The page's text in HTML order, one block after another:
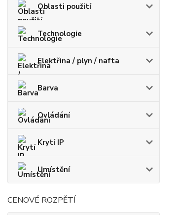
Oblasti použití
Technologie
Elektřina / plyn / nafta
Barva
Ovládání
Krytí IP
Umístění
CENOVÉ ROZPĚTÍ